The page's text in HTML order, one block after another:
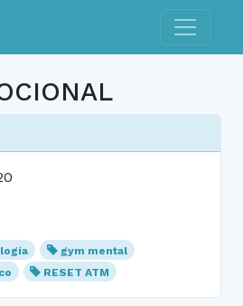
Toggle
gym mental
RESET ATM